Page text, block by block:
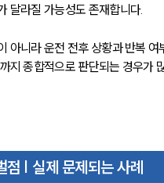
달라질 가능성도 존재합니다.
아니라 운전 전후 상황과 반복 여
지 종합적으로 판단되는 경우가
점 | 실제 문제되는 사례